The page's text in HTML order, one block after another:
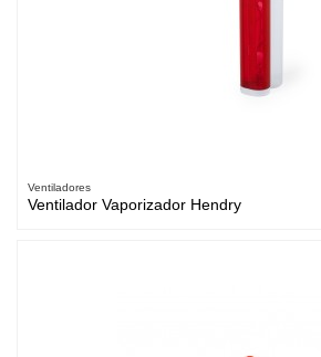
Ventiladores
Ventilador Vaporizador Hendry